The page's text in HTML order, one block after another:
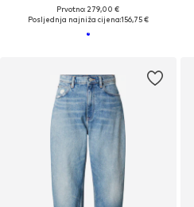
Prvotno: 279,00 €
Posljednja najniža cijena:156,75 €